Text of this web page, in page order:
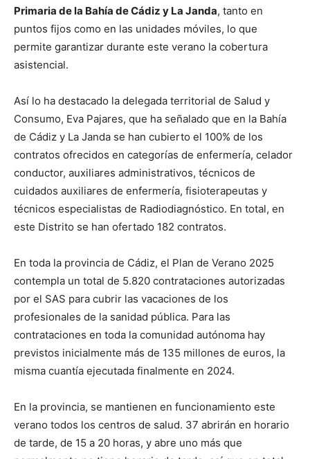
Primaria de la Bahía de Cádiz y La Janda, tanto en
puntos fijos como en las unidades móviles, lo que
permite garantizar durante este verano la cobertura
asistencial.
Así lo ha destacado la delegada territorial de Salud y
Consumo, Eva Pajares, que ha señalado que en la Bahía
de Cádiz y La Janda se han cubierto el 100% de los
contratos ofrecidos en categorías de enfermería, celador
conductor, auxiliares administrativos, técnicos de
cuidados auxiliares de enfermería, fisioterapeutas y
técnicos especialistas de Radiodiagnóstico. En total, en
este Distrito se han ofertado 182 contratos.
En toda la provincia de Cádiz, el Plan de Verano 2025
contempla un total de 5.820 contrataciones autorizadas
por el SAS para cubrir las vacaciones de los
profesionales de la sanidad pública. Para las
contrataciones en toda la comunidad autónoma hay
previstos inicialmente más de 135 millones de euros, la
misma cuantía ejecutada finalmente en 2024.
En la provincia, se mantienen en funcionamiento este
verano todos los centros de salud. 37 abrirán en horario
de tarde, de 15 a 20 horas, y abre uno más que